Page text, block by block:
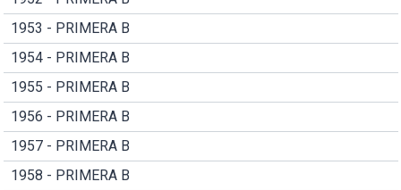
1953 - PRIMERA B
1954 - PRIMERA B
1955 - PRIMERA B
1956 - PRIMERA B
1957 - PRIMERA B
1958 - PRIMERA B